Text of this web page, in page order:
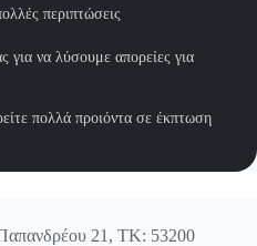
περιπτώσεις
για να λύσουμε απορείες για
πολλά προιόντα σε έκπτωση
21, ΤΚ: 53200